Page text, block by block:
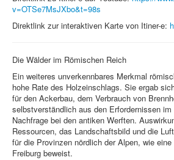
v=OTSe7MsJXbo&t=98s
Direktlink zur interaktiven Karte von Itiner-e:
Die Wälder im Römischen Reich
Ein weiteres unverkennbares Merkmal
hohe Rate des Holzeinschlags. Sie ergab
für den Ackerbau, dem Verbrauch von
selbstverständlich aus den Erfordernissen
Nachfrage bei den antiken Werften.
Ressourcen, das Landschaftsbild und die
für die Provinzen nördlich der Alpen, wie
Freiburg beweist.